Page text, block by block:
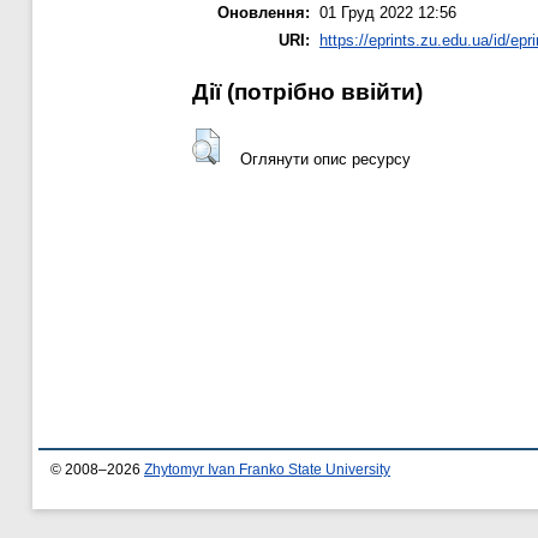
Оновлення: 01 Груд 2022 12:56
URI:
https://eprints.zu.edu.ua/id/
Дії ​​(потрібно ввійти)
Оглянути опис ресурсу
© 2008–2026 Zhytomyr Ivan Franko State University